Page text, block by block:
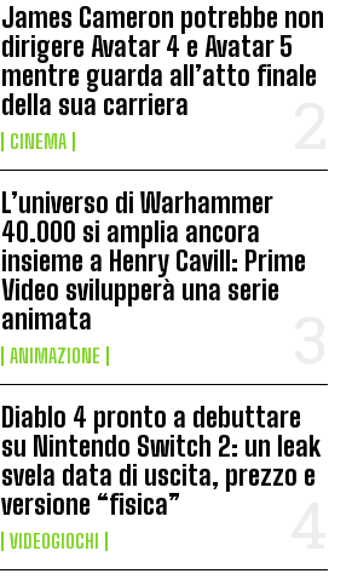
James Cameron potrebbe non
dirigere Avatar 4 e Avatar 5
mentre guarda all’atto finale
della sua carriera
CINEMA
L’universo di Warhammer
40.000 si amplia ancora
insieme a Henry Cavill: Prime
Video svilupperà una serie
animata
ANIMAZIONE
Diablo 4 pronto a debuttare
su Nintendo Switch 2: un leak
svela data di uscita, prezzo e
versione “fisica”
VIDEOGIOCHI